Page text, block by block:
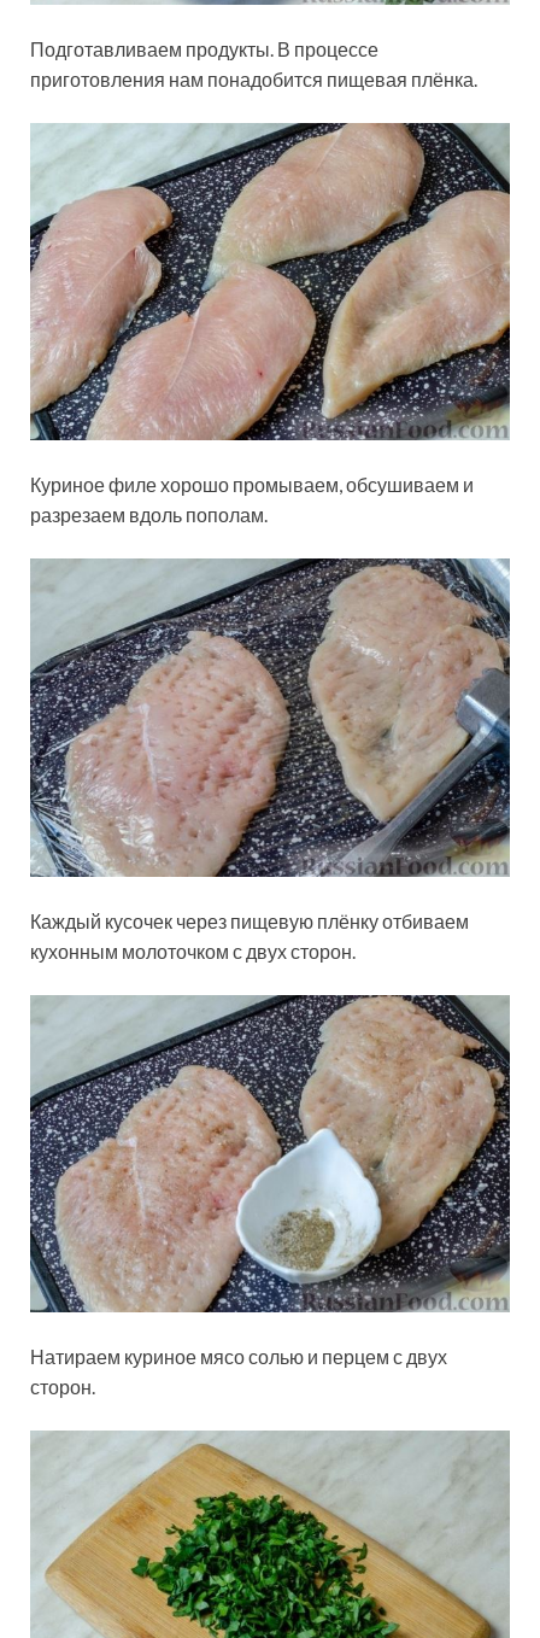
Подготавливаем продукты. В процессе
приготовления нам понадобится пищевая плёнка.
Куриное филе хорошо промываем, обсушиваем и
разрезаем вдоль пополам.
Каждый кусочек через пищевую плёнку отбиваем
кухонным молоточком с двух сторон.
Натираем куриное мясо солью и перцем с двух
сторон.